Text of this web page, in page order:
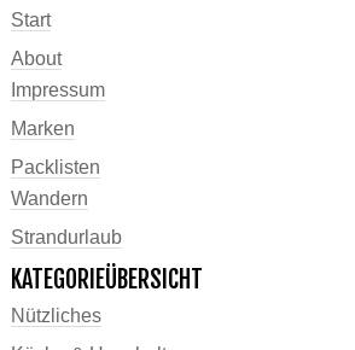
Start
About
Impressum
Marken
Packlisten
Wandern
Strandurlaub
KATEGORIEÜBERSICHT
Nützliches